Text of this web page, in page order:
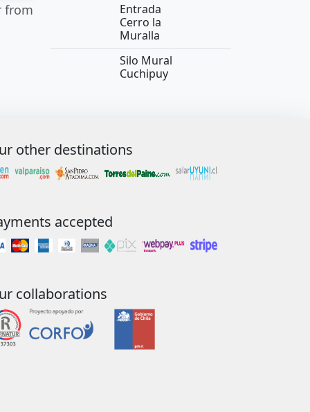
from
Entrada
Cerro la
Muralla
Silo Mural
Cuchipuy
other destinations
accepted
collaborations